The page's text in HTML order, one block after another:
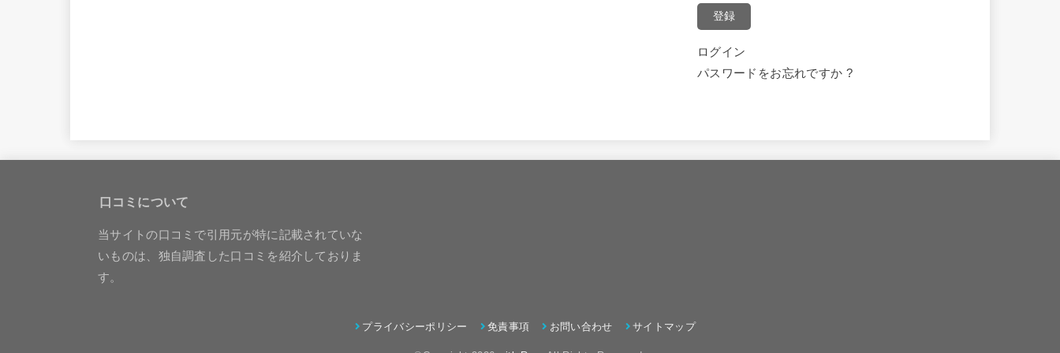
登録
ログイン
パスワードをお忘れですか ?
口コミについて
当サイトの口コミで引用元が特に記載されていな
いものは、独自調査した口コミを紹介しておりま
す。
プライバシーポリシー 免責事項 お問い合わせ サイトマップ